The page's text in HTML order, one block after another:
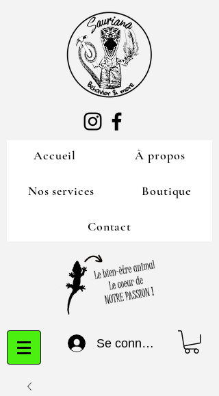
Accueil À propos
Nos services Boutique
Contact
Se connecter